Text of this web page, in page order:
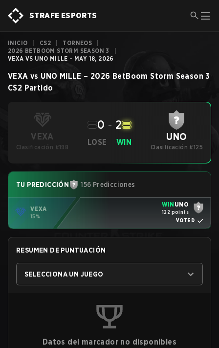
STRAFE ESPORTS
INICIO CS2 TORNEOS
2026 BETBOOM STORM SEASON 3
VEXA VS UNO MILLE - MAY 18, 2026
VEXA vs UNO MILLE – 2026 BetBoom Storm Season 3
CS2 Partido
VEXA
Clasificación #198
LOSE
0 - 2
WIN UNO
Clasificación #125
TU PREDICCIÓN 156 Predicciones
VEXA
15%
WIN UNO
122 points
VOTED
RESUMEN DE PUNTUACIÓN
SELECCIONA UN JUEGO
Datos del marcador no disponibles